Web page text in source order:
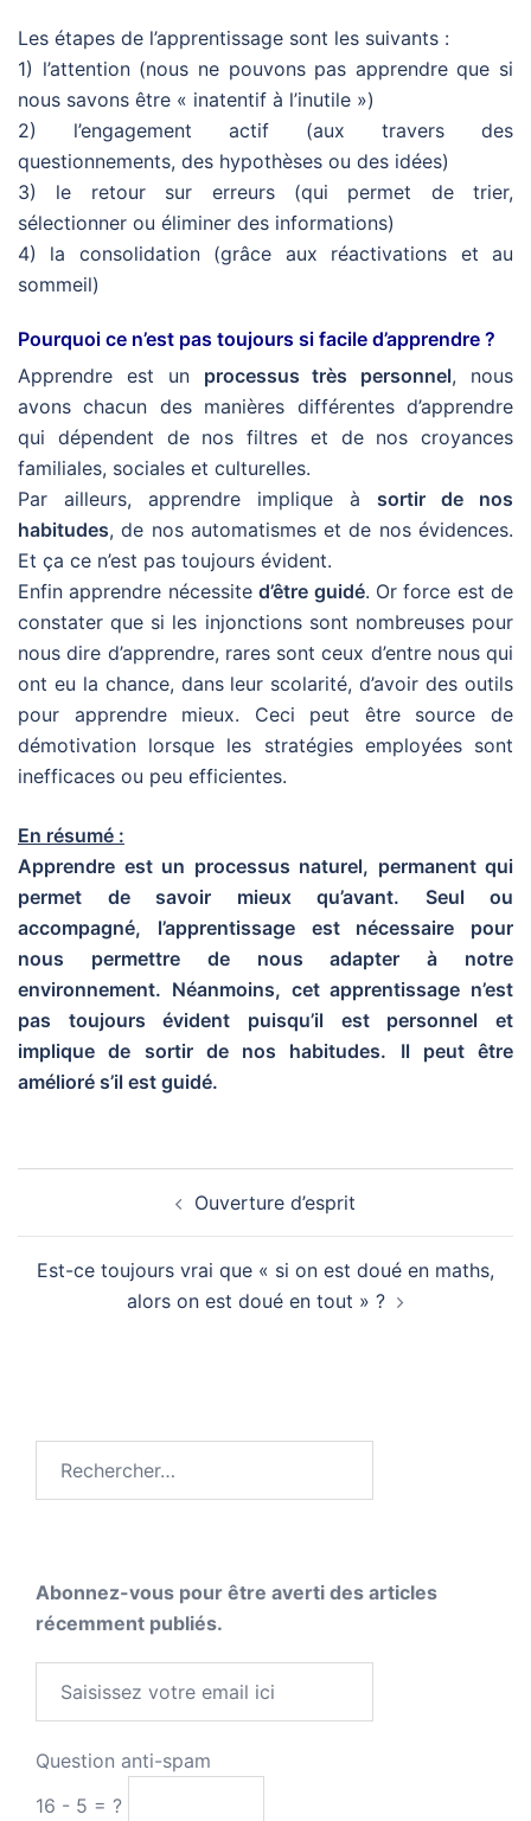
Les étapes de l’apprentissage sont les suivants :
1) l’attention (nous ne pouvons pas apprendre que si
nous savons être « inatentif à l’inutile »)
2) l’engagement actif (aux travers des
questionnements, des hypothèses ou des idées)
3) le retour sur erreurs (qui permet de trier,
sélectionner ou éliminer des informations)
4) la consolidation (grâce aux réactivations et au
sommeil)
Pourquoi ce n’est pas toujours si facile d’apprendre ?
Apprendre est un processus très personnel, nous
avons chacun des manières différentes d’apprendre
qui dépendent de nos filtres et de nos croyances
familiales, sociales et culturelles.
Par ailleurs, apprendre implique à sortir de nos
habitudes, de nos automatismes et de nos évidences.
Et ça ce n’est pas toujours évident.
Enfin apprendre nécessited’être guidé. Or force est de
constater que si les injonctions sont nombreuses pour
nous dire d’apprendre, rares sont ceux d’entre nous qui
ont eu la chance, dans leur scolarité, d’avoir des outils
pour apprendre mieux. Ceci peut être source de
démotivation lorsque les stratégies employées sont
inefficaces ou peu efficientes.
En résumé :
Apprendre est un processus naturel, permanent qui
permet de savoir mieux qu’avant. Seul ou
accompagné, l’apprentissage est nécessaire pour
nous permettre de nous adapter à notre
environnement. Néanmoins, cet apprentissage n’est
pas toujours évident puisqu’il est personnel et
implique de sortir de nos habitudes. Il peut être
amélioré s’il est guidé.
Ouverture d’esprit
Est-ce toujours vrai que « si on est doué en maths,
alors on est doué en tout » ?
Abonnez-vous pour être averti des articles
récemment publiés.
Question anti-spam
16 - 5 = ?